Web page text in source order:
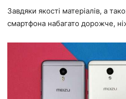
Завдяки якості матеріалів, а
смартфона набагато дорожче,